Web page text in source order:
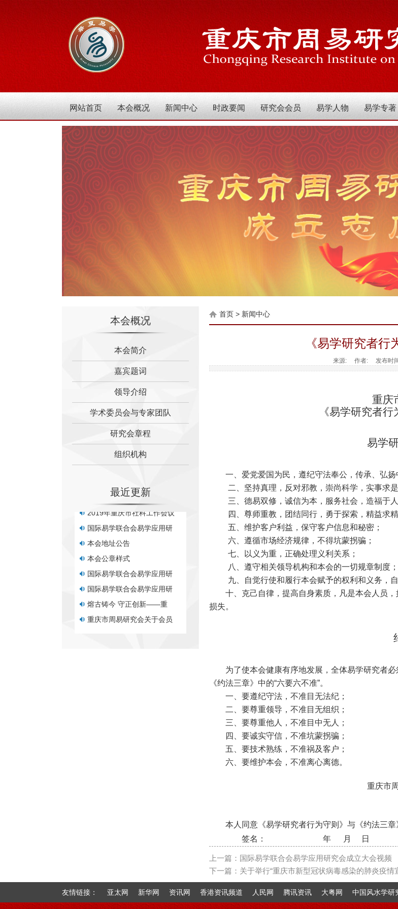
网站首页 本会概况 新闻中心 时政要闻 研究会会员 易学人物 易学专著
本会概况
本会简介
嘉宾题词
领导介绍
学术委员会与专家团队
研究会章程
组织机构
最近更新
熔古铸今 守正创新——重
重庆市周易研究会关于会员
重庆市周易研究会 关于调
重庆市周易研究会关于个人
关于举行“重庆市新型冠状
2019年重庆市社科工作会议
本会地址公告
本会公章样式
国际易学联合会易学应用研
国际易学联合会易学应用研
熔古铸今 守正创新——重
重庆市周易研究会关于会员
重庆市周易研究会 关于调
首页 > 新闻中心
《易学研究者行
来源: 作者: 发布时
重庆
《易学研究者
易学
一、爱党爱国为民，遵纪守法奉公，传承、弘
二、坚持真理，反对邪教，崇尚科学，实事求是
三、德易双修，诚信为本，服务社会，造福于人
四、尊师重教，团结同行，勇于探索，精益求精
五、维护客户利益，保守客户信息和秘密；
六、遵循市场经济规律，不得坑蒙拐骗；
七、以义为重，正确处理义利关系；
八、遵守相关领导机构和本会的一切规章制度；
九、自觉行使和履行本会赋予的权利和义务，
十、克己自律，提高自身素质，凡是本会人员
损失。
为了使本会健康有序地发展，全体易学研究者
《约法三章》中的“六要六不准”。
一、要遵纪守法，不准目无法纪；
二、要尊重领导，不准目无组织；
三、要尊重他人，不准目中无人；
四、要诚实守信，不准坑蒙拐骗；
五、要技术熟练，不准祸及客户；
六、要维护本会，不准离心离德。
重庆市
本人同意《易学研究者行为守则》与《约法三章
签名：
年 月 日
上一篇： 国际易学联合会易学应用研究会成立大会视频
下一篇： 关于举行“重庆市新型冠状病毒感染的肺炎疫情
友情链接： 亚太网 新华网 资讯网 香港资讯频道 人民网 腾讯资讯 大粤网 中国风水学研